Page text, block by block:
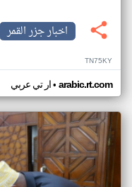
اخبار جزر القمر
TN75KY
ار تي عربي• arabic.rt.com